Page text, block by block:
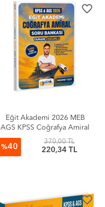
favorite_border
Eğit Akademi 2026 MEB
AGS KPSS Coğrafya Amiral
Soru Bankası Tamamı
Çözümlü
%40
370,00 TL
220,34 TL
favorite_border